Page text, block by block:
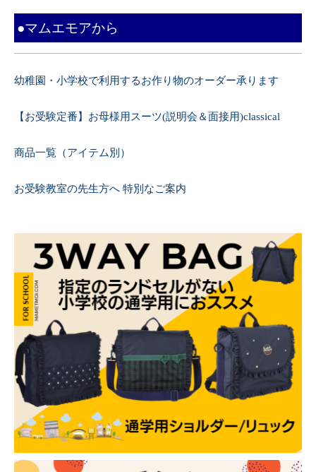
●マムエモアから
幼稚園・小学校で利用するお作り物のオーダー承ります
【お受験定番】お母様用スーツ(説明会＆面接用)classical
商品一覧（アイテム別）
お受験教室の先生方へ 特別なご案内